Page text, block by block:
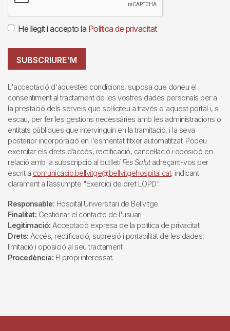
He llegit i accepto la Política de privacitat
SUBSCRIURE'M
L'acceptació d'aquestes condicions, suposa que doneu el
consentiment al tractament de les vostres dades personals per a
la prestació dels serveis que sol·liciteu a través d'aquest portal i, si
escau, per fer les gestions necessàries amb les administracions o
entitats públiques que intervinguin en la tramitació, i la seva
posterior incorporació en l'esmentat fitxer automatitzat. Podeu
exercitar els drets d’accés, rectificació, cancel·lació i oposició en
relació amb la subscripció al butlletí Fes Salutadreçant-vos per
escrit a comunicacio.bellvitge@bellvitgehospital.cat, indicant
clarament a l’assumpte "Exercici de dret LOPD".
Responsable: Hospital Universitari de Bellvitge.
Finalitat: Gestionar el contacte de l'usuari
Legitimació: Acceptació expresa de la política de privacitat.
Drets: Accés, rectificació, supresió i portabilitat de les dades,
limitació i oposició al seu tractament.
Procedència: El propi interessat.